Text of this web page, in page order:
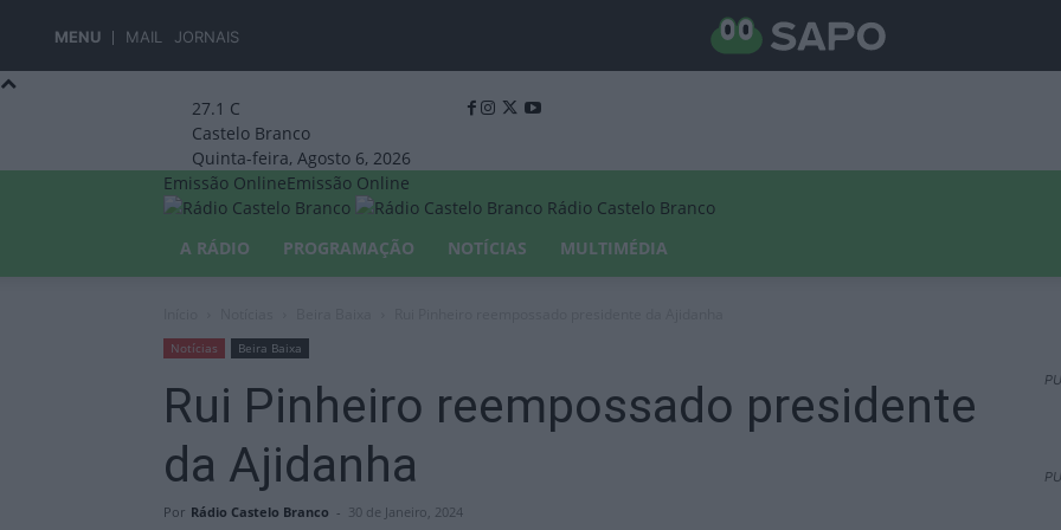
MENU MAIL JORNAIS
27.1 C
Castelo Branco
Quinta-feira, Agosto 6, 2026
Emissão OnlineEmissão Online
Rádio Castelo Branco
A RÁDIO
PROGRAMAÇÃO NOTÍCIAS MULTIMÉDIA
Notícias Beira Baixa
Rui Pinheiro reempossado presidente
da Ajidanha
Por Rádio Castelo Branco - 30 de Janeiro, 2024